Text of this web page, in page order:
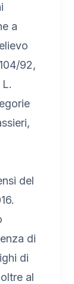
a
92,
del
di
di
al